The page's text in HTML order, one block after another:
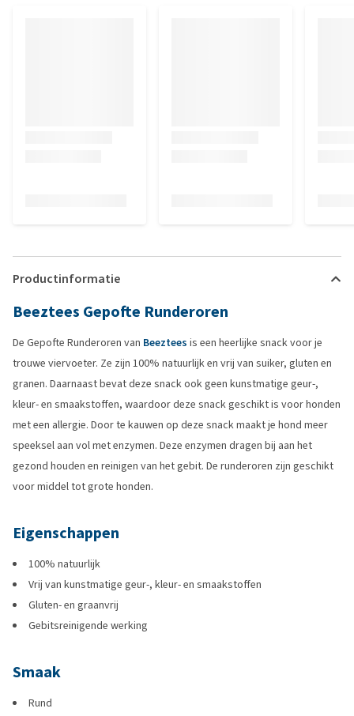
Productinformatie
Beeztees Gepofte Runderoren
De Gepofte Runderoren van Beeztees is een heerlijke snack voor je
trouwe viervoeter. Ze zijn 100% natuurlijk en vrij van suiker, gluten en
granen. Daarnaast bevat deze snack ook geen kunstmatige geur-,
kleur- en smaakstoffen, waardoor deze snack geschikt is voor honden
met een allergie. Door te kauwen op deze snack maakt je hond meer
speeksel aan vol met enzymen. Deze enzymen dragen bij aan het
gezond houden en reinigen van het gebit. De runderoren zijn geschikt
voor middel tot grote honden.
Eigenschappen
100% natuurlijk
Vrij van kunstmatige geur-, kleur- en smaakstoffen
Gluten- en graanvrij
Gebitsreinigende werking
Smaak
Rund